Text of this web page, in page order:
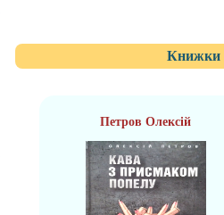
Книжки
Петров Олексій